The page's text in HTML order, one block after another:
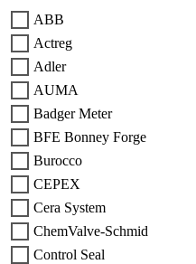
ABB
Actreg
Adler
AUMA
Badger Meter
BFE Bonney Forge
Burocco
CEPEX
Cera System
ChemValve-Schmid
Control Seal